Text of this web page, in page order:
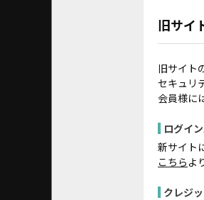
旧サイ
旧サイト
セキュリ
会員様に
ログイ
新サイト
こちら よ
クレジ